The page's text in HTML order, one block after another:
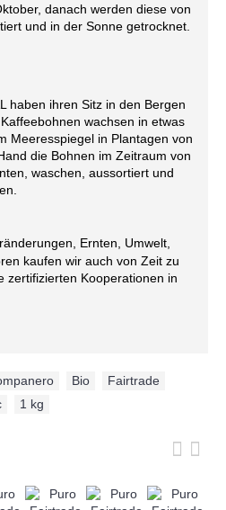
danach werden diese von
und in der Sonne getrocknet.
haben ihren Sitz in den Bergen
wachsen in etwas
Meeresspiegel in Plantagen von
die Bohnen im Zeitraum von
waschen, aussortiert und
Ernten, Umwelt,
kaufen wir auch von Zeit zu
zertifizierten Kooperationen in
Bio Fairtrade
1 kg